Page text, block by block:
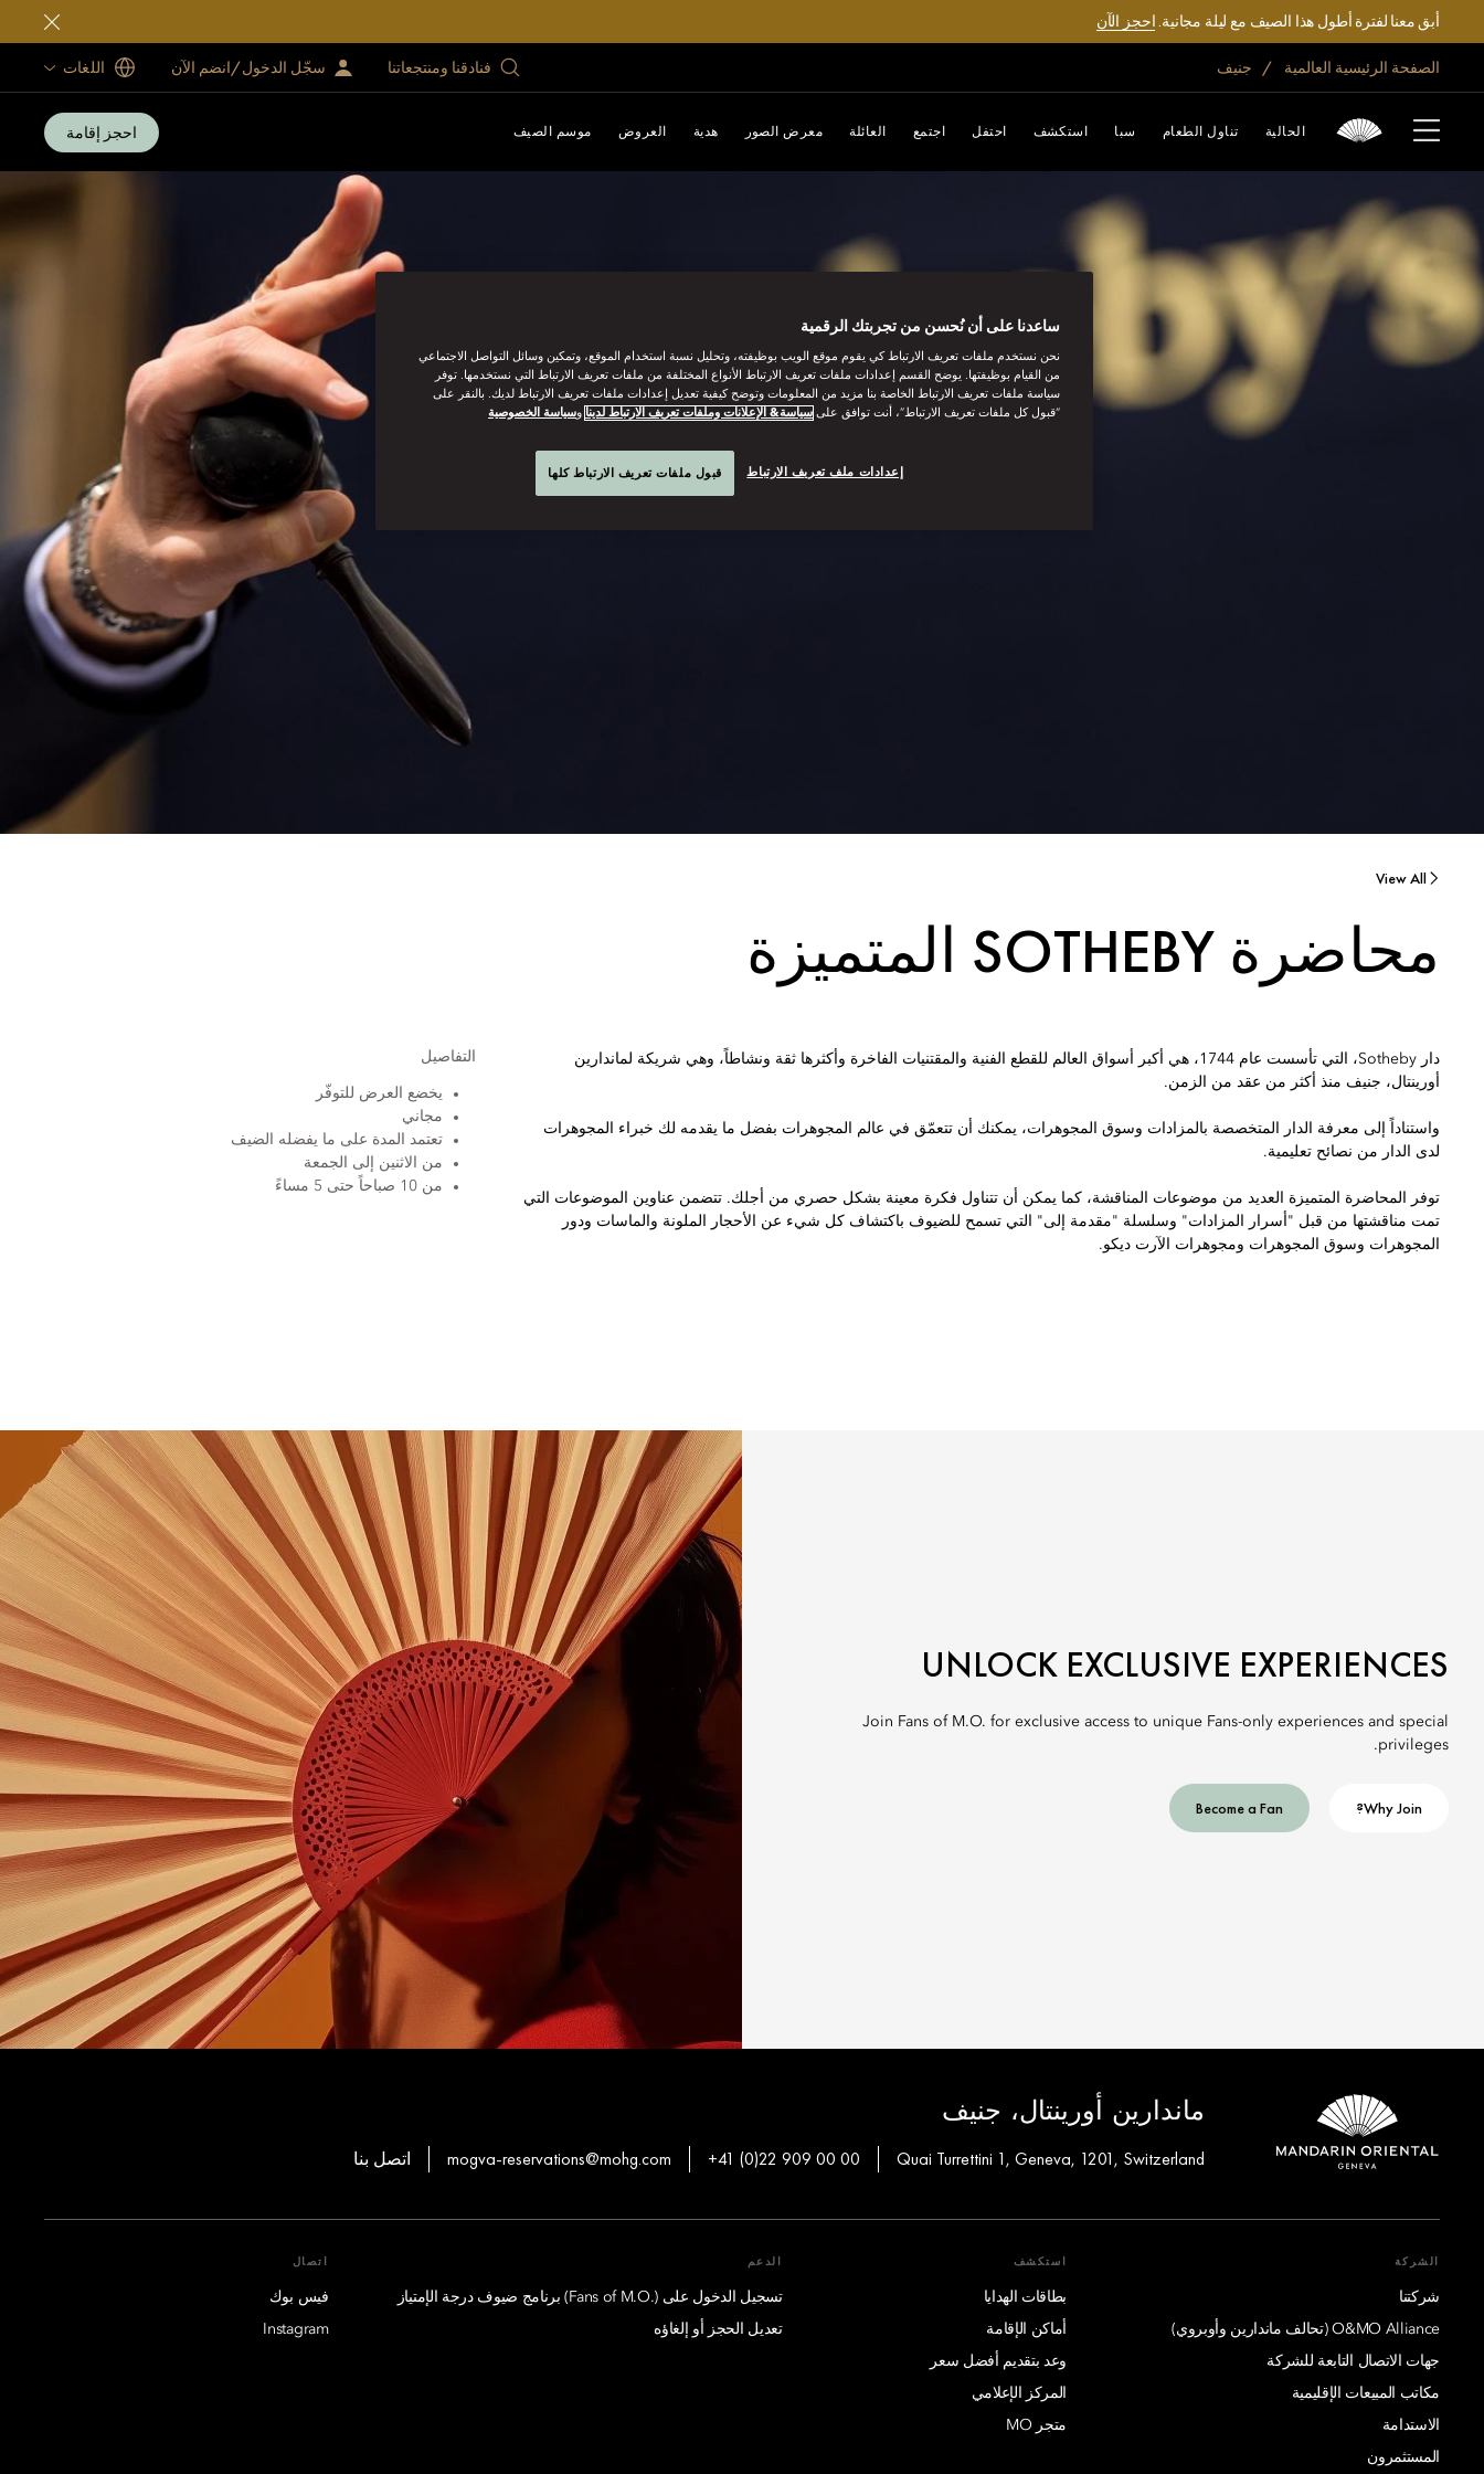
أبق معنا لفترة أطول هذا الصيف مع ليلة مجانية.احجز الآن
الصفحة الرئيسية العالمية جنيف فنادقنا ومنتجعاتنا سجّل الدخول/انضم الآن اللغات
الحالية تناول الطعام سبا استكشف احتفل اجتمع العائلة معرض الصور هدية العروض موسم الصيف احجز إقامة
View All
محاضرة SOTHEBY المتميزة
دار Sotheby، التي تأسست عام 1744، هي أكبر أسواق العالم للقطع الفنية والمقتنيات الفاخرة وأكثرها ثقة ونشاطاً، وهي شريكة لماندارين
أورينتال، جنيف منذ أكثر من عقد من الزمن.
واستناداً إلى معرفة الدار المتخصصة بالمزادات وسوق المجوهرات، يمكنك أن تتعمّق في عالم المجوهرات بفضل ما يقدمه لك خبراء المجوهرات
لدى الدار من نصائح تعليمية.
توفر المحاضرة المتميزة العديد من موضوعات المناقشة، كما يمكن أن تتناول فكرة معينة بشكل حصري من أجلك. تتضمن عناوين الموضوعات التي
تمت مناقشتها من قبل "أسرار المزادات" وسلسلة "مقدمة إلى" التي تسمح للضيوف باكتشاف كل شيء عن الأحجار الملونة والماسات ودور
المجوهرات وسوق المجوهرات ومجوهرات الآرت ديكو.
التفاصيل
يخضع العرض للتوفّر
مجاني
تعتمد المدة على ما يفضله الضيف
من الاثنين إلى الجمعة
من 10 صباحاً حتى 5 مساءً
UNLOCK EXCLUSIVE EXPERIENCES
Join Fans of M.O. for exclusive access to unique Fans-only experiences and special
privileges.
Why Join?
Become a Fan
ماندارين أورينتال، جنيف
Quai Turrettini 1, Geneva, 1201, Switzerland
+41 (0)22 909 00 00
mogva-reservations@mohg.com اتصل بنا
الشركة
شركتنا
O&MO Alliance (تحالف ماندارين وأوبروي)
جهات الاتصال التابعة للشركة
مكاتب المبيعات الإقليمية
الاستدامة
المستثمرون
استكشف
بطاقات الهدايا
أماكن الإقامة
وعد بتقديم أفضل سعر
المركز الإعلامي
متجر MO
الدعم
تسجيل الدخول على (.Fans of M.O) برنامج ضيوف درجة الإمتياز
تعديل الحجز أو إلغاؤه
اتصال
فيس بوك
Instagram
ساعدنا على أن نُحسن من تجربتك الرقمية
نحن نستخدم ملفات تعريف الارتباط كي يقوم موقع الويب بوظيفته، وتحليل نسبة استخدام الموقع، وتمكين وسائل التواصل الاجتماعي
من القيام بوظيفتها. يوضح القسم إعدادات ملفات تعريف الارتباط الأنواع المختلفة من ملفات تعريف الارتباط التي نستخدمها. توفر
سياسة ملفات تعريف الارتباط الخاصة بنا مزيد من المعلومات وتوضح كيفية تعديل إعدادات ملفات تعريف الارتباط لديك. بالنقر على
“قبول كل ملفات تعريف الارتباط”، أنت توافق على سياسة& الإعلانات وملفات تعريف الارتباط لدينا وسياسة الخصوصية
إعدادات ملف تعريف الارتباط قبول ملفات تعريف الارتباط كلها